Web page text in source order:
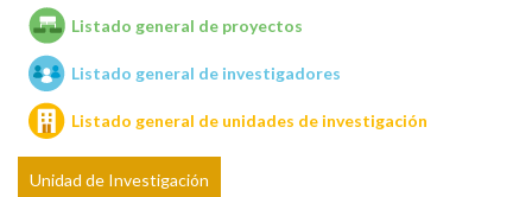
Unidades de investigación
Listado general de proyectos
Listado general de investigadores
Listado general de unidades de investigación
Unidad de Investigación